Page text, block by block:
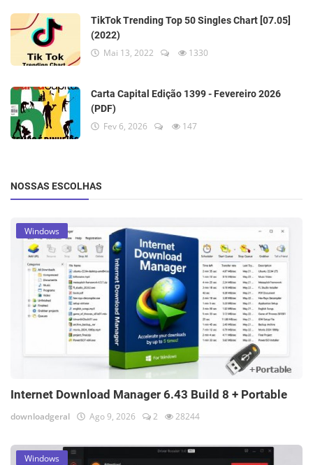
TikTok Trending Top 50 Singles Chart [07.05]
(2022)
Mai 13, 2022 1330
Carta Capital Edição 1399 - Fevereiro 2026
(PDF)
Fev 6, 2026 147
NOSSAS ESCOLHAS
Windows
Internet Download Manager 6.43 Build 8 + Portable
downloadgeral Ago 9, 2026 2 28244
Windows